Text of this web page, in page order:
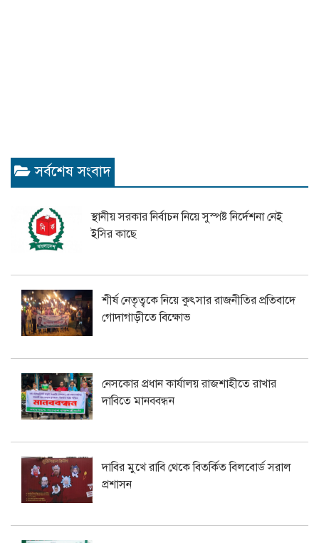
সর্বশেষ সংবাদ
স্থানীয় সরকার নির্বাচন নিয়ে সুস্পষ্ট নির্দেশনা নেই
ইসির কাছে
শীর্ষ নেতৃত্বকে নিয়ে কুৎসার রাজনীতির প্রতিবাদে
গোদাগাড়ীতে বিক্ষোভ
নেসকোর প্রধান কার্যালয় রাজশাহীতে রাখার
দাবিতে মানববন্ধন
দাবির মুখে রাবি থেকে বিতর্কিত বিলবোর্ড সরাল
প্রশাসন